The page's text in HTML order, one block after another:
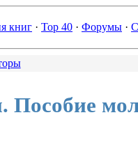
книг · Top 40 · Форумы ·
Пособие